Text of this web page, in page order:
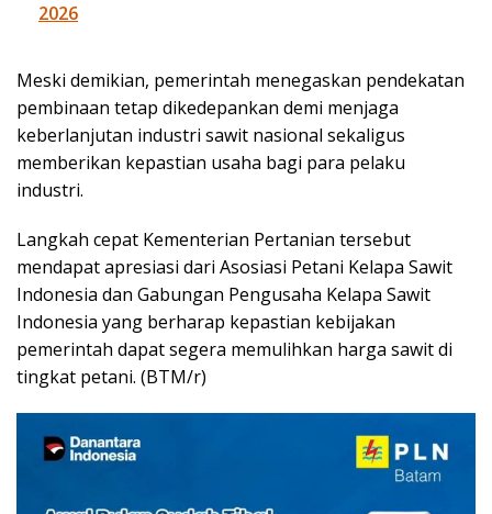
2026
Meski demikian, pemerintah menegaskan pendekatan
pembinaan tetap dikedepankan demi menjaga
keberlanjutan industri sawit nasional sekaligus
memberikan kepastian usaha bagi para pelaku
industri.
Langkah cepat Kementerian Pertanian tersebut
mendapat apresiasi dari Asosiasi Petani Kelapa Sawit
Indonesia dan Gabungan Pengusaha Kelapa Sawit
Indonesia yang berharap kepastian kebijakan
pemerintah dapat segera memulihkan harga sawit di
tingkat petani. (BTM/r)